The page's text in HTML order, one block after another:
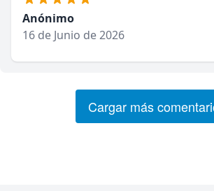
Anónimo
16 de Junio de 2026
Cargar más